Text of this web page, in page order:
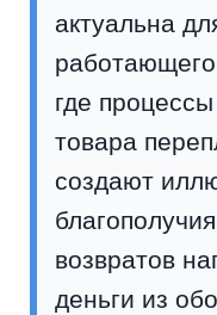
актуальна
где
товара
создают
возвратов
деньги из